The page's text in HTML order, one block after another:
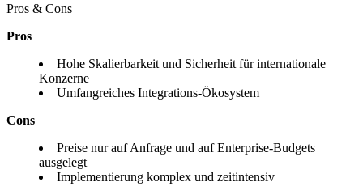
Pros & Cons
Pros
Hohe Skalierbarkeit und Sicherheit für internationale
Konzerne
Umfangreiches Integrations-Ökosystem
Cons
Preise nur auf Anfrage und auf Enterprise-Budgets
ausgelegt
Implementierung komplex und zeitintensiv